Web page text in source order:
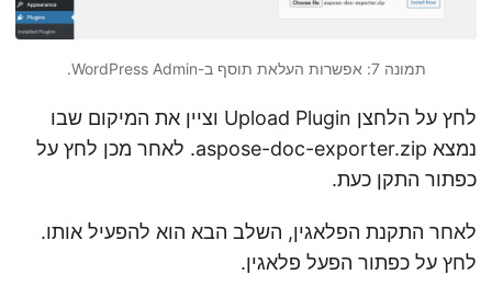
תמונה 7: אפשרות העלאת תוסף ב-WordPress Admin.
לחץ על הלחצן Upload Plugin וציין את המיקום שבו
נמצא aspose-doc-exporter.zip. לאחר מכן לחץ על
כפתור התקן כעת.
לאחר התקנת הפלאגין, השלב הבא הוא להפעיל אותו.
לחץ על כפתור הפעל פלאגין.